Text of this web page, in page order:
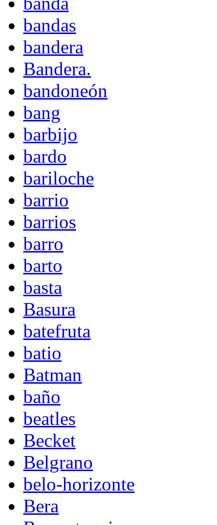
bandas
bandera
Bandera.
bandoneón
bang
barbijo
bardo
bariloche
barrio
barrios
barro
barto
basta
Basura
batefruta
batio
Batman
baño
beatles
Becket
Belgrano
belo-horizonte
Bera